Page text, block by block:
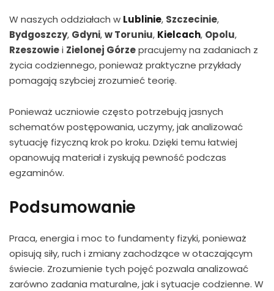
W naszych oddziałach w Lublinie, Szczecinie,
Bydgoszczy, Gdyni,w Toruniu, Kielcach, Opolu,
Rzeszowiei Zielonej Górzepracujemy na zadaniach z
życia codziennego, ponieważ praktyczne przykłady
pomagają szybciej zrozumieć teorię.
Ponieważ uczniowie często potrzebują jasnych
schematów postępowania, uczymy, jak analizować
sytuację fizyczną krok po kroku. Dzięki temu łatwiej
opanowują materiał i zyskują pewność podczas
egzaminów.
Podsumowanie
Praca, energia i moc to fundamenty fizyki, ponieważ
opisują siły, ruch i zmiany zachodzące w otaczającym
świecie. Zrozumienie tych pojęć pozwala analizować
zarówno zadania maturalne, jak i sytuacje codzienne. W